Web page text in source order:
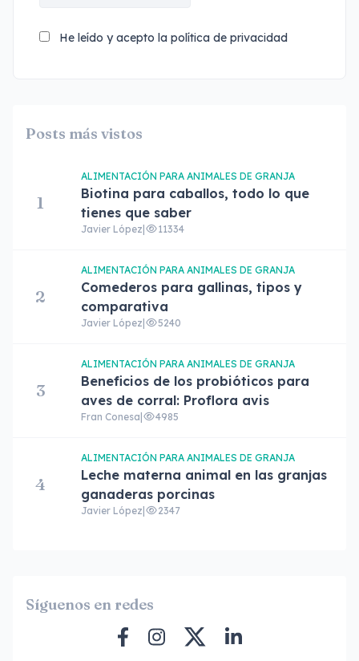
He leído y acepto la política de privacidad
Posts más vistos
1
ALIMENTACIÓN PARA ANIMALES DE GRANJA
Biotina para caballos, todo lo que
tienes que saber
Javier López 11334
2
ALIMENTACIÓN PARA ANIMALES DE GRANJA
Comederos para gallinas, tipos y
comparativa
Javier López 5240
3
ALIMENTACIÓN PARA ANIMALES DE GRANJA
Beneficios de los probióticos para
aves de corral: Proflora avis
Fran Conesa 4985
4
ALIMENTACIÓN PARA ANIMALES DE GRANJA
Leche materna animal en las granjas
ganaderas porcinas
Javier López 2347
Síguenos en redes